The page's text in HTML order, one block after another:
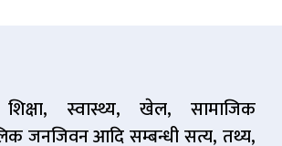
स्वास्थ्य, खेल, सामाजिक
जनजिवन आदि सम्बन्धी सत्य, तथ्य,